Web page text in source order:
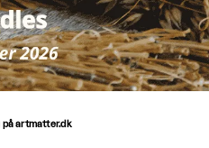
på artmatter.dk